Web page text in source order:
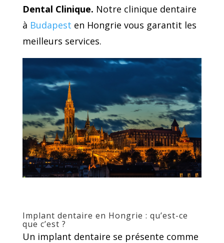
Dental Clinique. Notre clinique dentaire
à Budapest en Hongrie vous garantit les
meilleurs services.
Implant dentaire en Hongrie : qu’est-ce
que c’est ?
Un implant dentaire se présente comme